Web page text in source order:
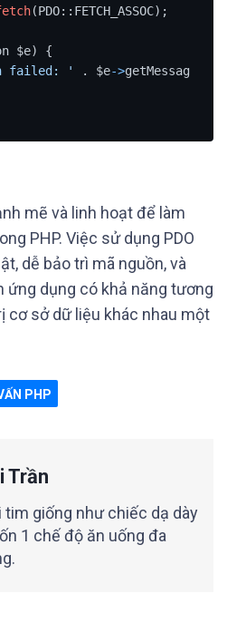
(PDO::FETCH_ASSOC);
$e) {
failed: ' . $e->getMessag
mẽ và linh hoạt để làm
PHP. Việc sử dụng PDO
dễ bảo trì mã nguồn, và
ứng dụng có khả năng tương
cơ sở dữ liệu khác nhau một
PHP
Trần
tim giống như chiếc dạ dày
1 chế độ ăn uống đa